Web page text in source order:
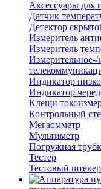
Аксессуары для
Датчик
Детектор
Измеритель
Измеритель
Измерительное-/
Индикатор
Индикатор
Клещи
Контрольный
Мегаомметр
Мультиметр
Погружная
Тестер
Тестовый штекер